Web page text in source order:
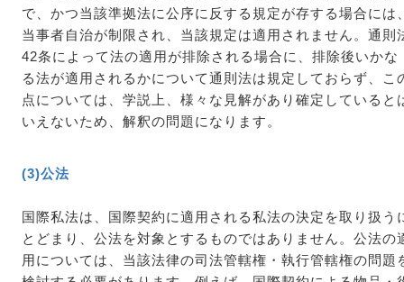
で、かつ当該準拠法に公序に反する規定が存する場合には
当事者自治が制限され、当該規定は適用されません。通則
42条によって法の適用が排除される場合に、排除後いかな
る法が適用されるかについて通則法は規定しておらず、こ
点については、学説上、様々な見解があり確定していると
いえないため、解釈の問題になります。
(3)公法
国際私法は、国際契約に適用される私法の決定を取り扱う
とどまり、公法を対象とするものではありません。公法の
用については、当該法律の司法管轄権・執行管轄権の問題